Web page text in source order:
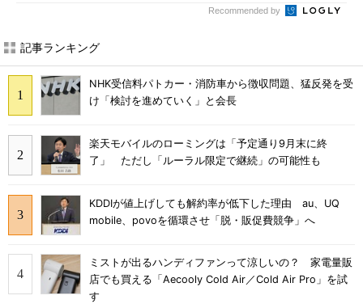
Recommended by
記事ランキング
NHK受信料パトカー・消防車から徴収問題、猛反発を受
け「検討を進めていく」と会長
楽天モバイルのローミングは「予定通り9月末に終
了」 ただし「ルーラル限定で継続」の可能性も
KDDIが値上げしても解約率が低下した理由 au、UQ
mobile、povoを循環させ「脱・販促費競争」へ
ミストが出るハンディファンって涼しいの？ 家電量販
店でも買える「Aecooly Cold Air／Cold Air Pro」を試
す